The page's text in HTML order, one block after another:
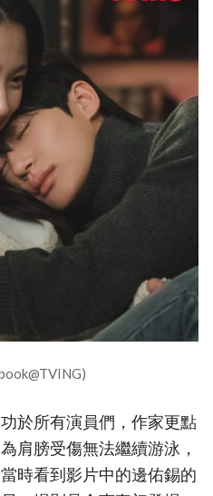
於所有演員們，作家更點
肩膀受傷無法繼續游泳，
時看到影片中的邊佑錫的